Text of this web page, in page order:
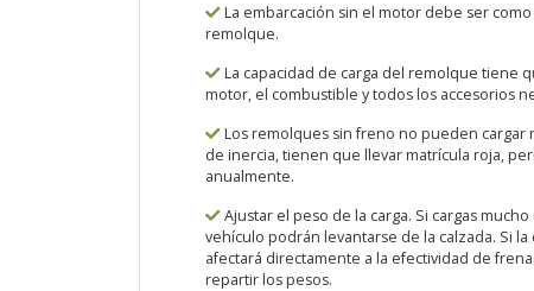
La embarcación sin el motor debe ser
remolque.
La capacidad de carga del remolque tiene
motor, el combustible y todos los accesorios
Los remolques sin freno no pueden cargar
de inercia, tienen que llevar matrícula roja,
anualmente.
Ajustar el peso de la carga. Si cargas
vehículo podrán levantarse de la calzada. Si
afectará directamente a la efectividad de
repartir los pesos.